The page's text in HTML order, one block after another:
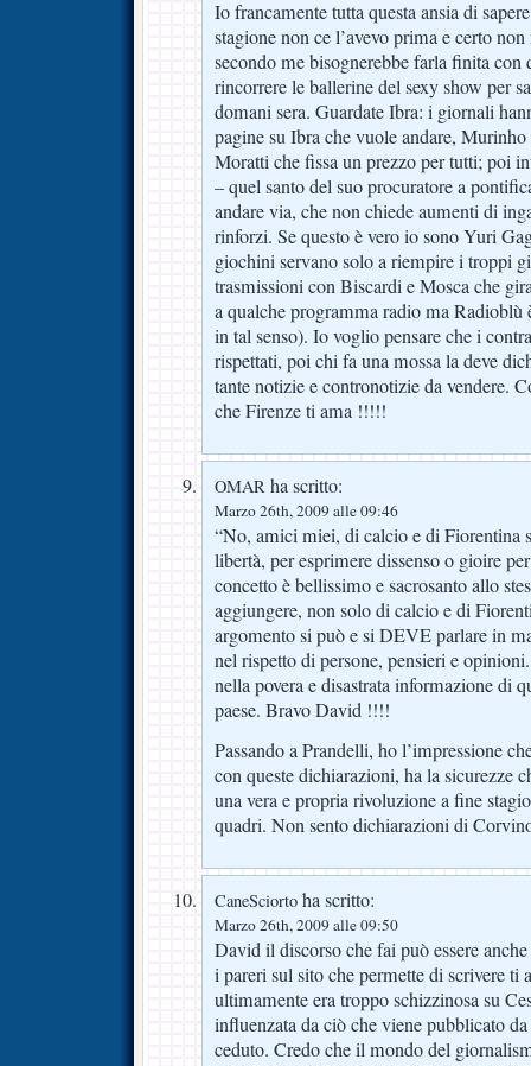
Io francamente tutta questa ansia di
stagione non ce l’avevo prima e certo
secondo me bisognerebbe farla finita con
rincorrere le ballerine del sexy show per
domani sera. Guardate Ibra: i giornali
pagine su Ibra che vuole andare,
Moratti che fissa un prezzo per tutti; poi
– quel santo del suo procuratore a
andare via, che non chiede aumenti di
rinforzi. Se questo è vero io sono Yuri
giochini servano solo a riempire i troppi
trasmissioni con Biscardi e Mosca che
a qualche programma radio ma
in tal senso). Io voglio pensare che i
rispettati, poi chi fa una mossa la deve
tante notizie e contronotizie da vendere.
che Firenze ti ama !!!!!
OMAR ha scritto:
Marzo 26th, 2009 alle 09:46
“No, amici miei, di calcio e di Fiorentina
libertà, per esprimere dissenso o gioire
concetto è bellissimo e sacrosanto allo
aggiungere, non solo di calcio e di
argomento si può e si DEVE parlare in
nel rispetto di persone, pensieri e
nella povera e disastrata informazione di
paese. Bravo David !!!!
Passando a Prandelli, ho l’impressione
con queste dichiarazioni, ha la sicurezze
una vera e propria rivoluzione a fine
quadri. Non sento dichiarazioni di
CaneSciorto ha scritto:
Marzo 26th, 2009 alle 09:50
David il discorso che fai può essere
i pareri sul sito che permette di scrivere ti
ultimamente era troppo schizzinosa su
influenzata da ciò che viene pubblicato
ceduto. Credo che il mondo del